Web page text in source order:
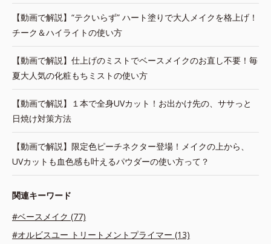
【動画で解説】“テクいらず” ハート塗りで大人メイクを格上げ！
チーク＆ハイライトの使い方
【動画で解説】仕上げのミストでベースメイクのお直し不要！毎
夏大人気の化粧もちミストの使い方
【動画で解説】１本で全身UVカット！お出かけ先の、ササっと
日焼け対策方法
【動画で解説】限定色ピーチネクター登場！メイクの上から、
UVカットも血色感も叶えるパウダーの使い方って？
関連キーワード
#ベースメイク (77)
#オルビスユー トリートメントプライマー (13)